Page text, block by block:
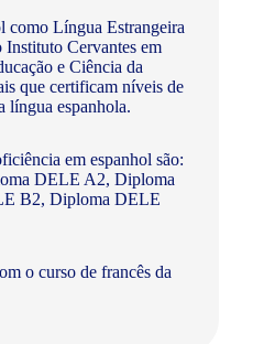
como Língua Estrangeira
Cervantes em
e Ciência da
que certificam níveis de
língua espanhola.
em espanhol são:
DELE A2, Diploma
B2, Diploma DELE
o curso de francês da